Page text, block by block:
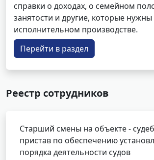
справки о доходах, о семейном
занятости и другие, которые нужны
исполнительном производстве.
Перейти в раздел
Реестр сотрудников
Старший смены на объекте -
пристав по обеспечению
порядка деятельности судов